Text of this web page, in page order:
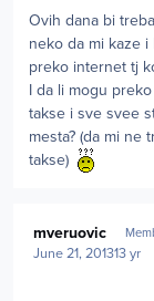
Ovih dana bi
neko da mi kaze
preko internet tj
I da li mogu
takse i sve svee
mesta? (da mi ne
takse)
mveruovic
June 21, 201313 yr